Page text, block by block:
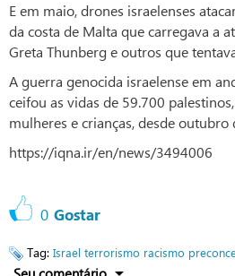
E em maio, drones israelenses
da costa de Malta que carregava a
Greta Thunberg e outros que
A guerra genocida israelense em
ceifou as vidas de 59.700
mulheres e crianças, desde outubro
https://iqna.ir/en/news/3494006
0 Gostar
Tag: Israel terrorismo racismo